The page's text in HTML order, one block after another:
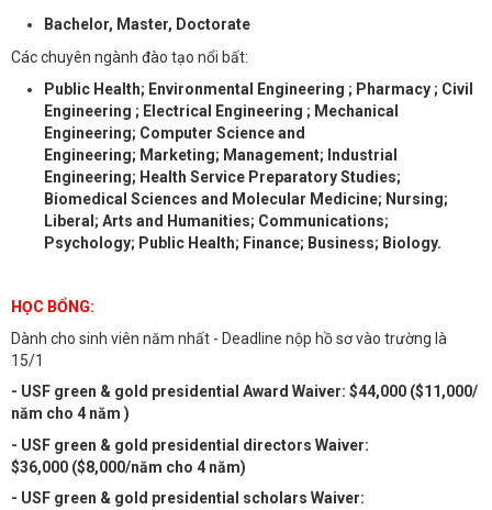
Bachelor, Master, Doctorate
Các chuyên ngành đào tạo nổi bất:
Public Health; Environmental Engineering ; Pharmacy ; Civil
Engineering ; Electrical Engineering ; Mechanical
Engineering; Computer Science and
Engineering; Marketing; Management; Industrial
Engineering; Health Service Preparatory Studies;
Biomedical Sciences and Molecular Medicine; Nursing;
Liberal; Arts and Humanities; Communications;
Psychology; Public Health; Finance; Business; Biology.
HỌC BỔNG:
Dành cho sinh viên năm nhất - Deadline nộp hồ sơ vào trường là
15/1
- USF green & gold presidential Award Waiver: $44,000 ($11,000/
năm cho 4 năm )
- USF green & gold presidential directors Waiver:
$36,000 ($8,000/năm cho 4 năm)
- USF green & gold presidential scholars Waiver: